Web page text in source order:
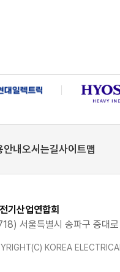
안내오시는길사이트맵
기산업연합회
서울특별시 송파구 중대로
KOREA